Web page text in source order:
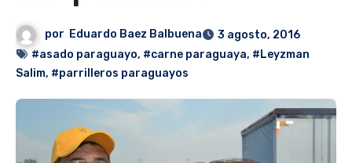
por Eduardo Baez Balbuena
3 agosto, 2016
#asado paraguayo, #carne paraguaya, #Leyzman
Salim, #parrilleros paraguayos